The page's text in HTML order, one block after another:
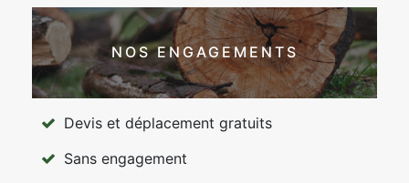
NOS ENGAGEMENTS
Devis et déplacement gratuits
Sans engagement